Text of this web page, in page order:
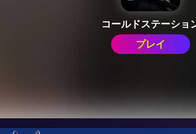
コールドステーショ
プレイ